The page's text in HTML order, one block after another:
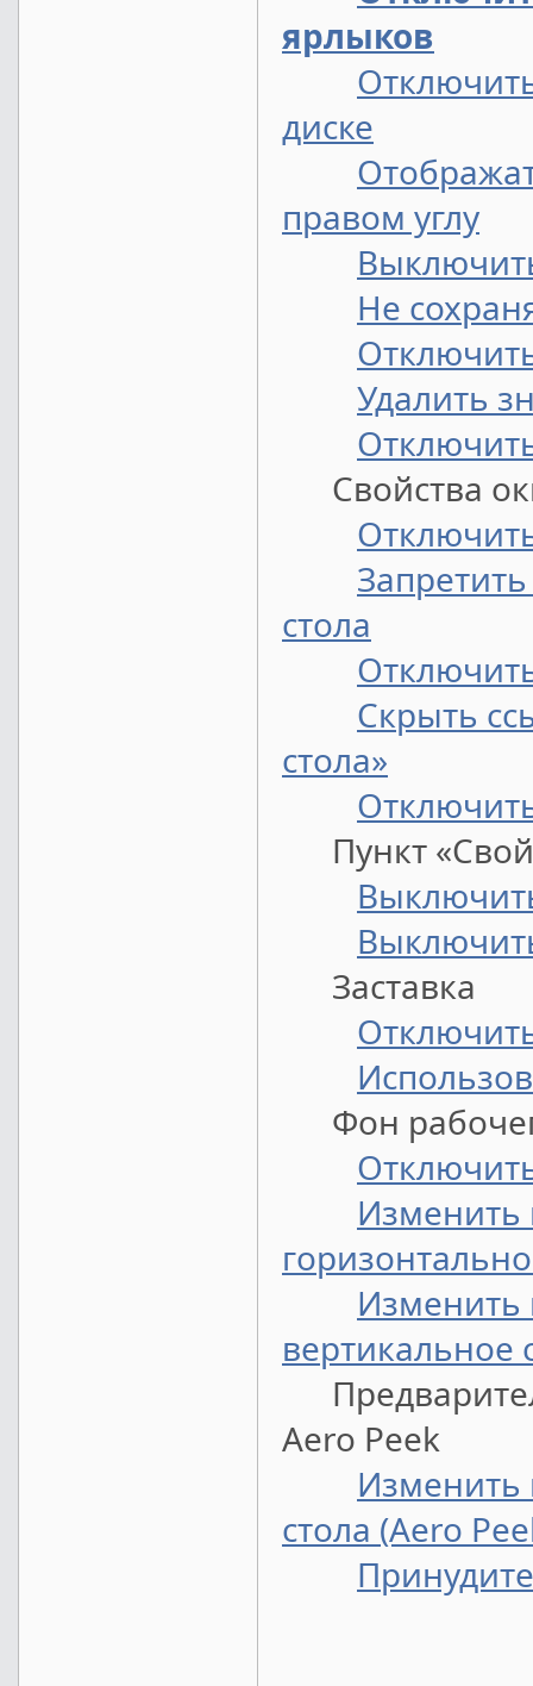
ярлыков
диске
правом углу
Не
Удалить
Свойства
стола
Скрыть
стола»
Пункт
Заставка
Фон
Изменить
Изменить
Aero Peek
Изменить
стола (Aero